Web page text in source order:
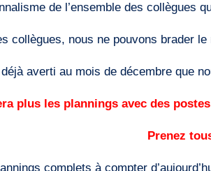
de l’ensemble des collègues
nous ne pouvons brader le
averti au mois de décembre que
plus les plannings avec des
Prenez
complets à compter